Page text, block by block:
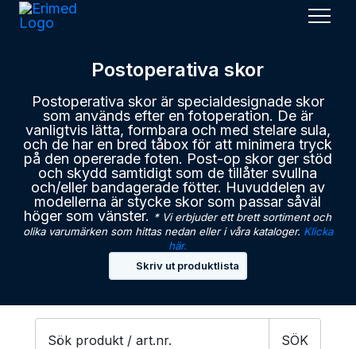
Meny
Postoperativa skor
Postoperativa skor är specialdesignade skor
som används efter en fotoperation. De är
vanligtvis lätta, formbara och med stelare sula,
och de har en bred tåbox för att minimera tryck
på den opererade foten. Post-op skor ger stöd
och skydd samtidigt som de tillåter svullna
och/eller bandagerade fötter. Huvuddelen av
modellerna är stycke skor som passar såväl
höger som vänster. * Vi erbjuder ett brett sortiment och
olika varumärken som hittas nedan eller i våra kataloger. Klicka
här.
Skriv ut produktlista
Products
SÖK